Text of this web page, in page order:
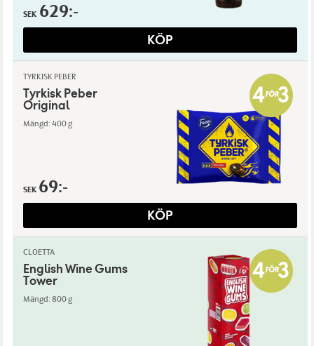
SEK 629:-
KÖP
TYRKISK PEBER
Tyrkisk Peber
Original
Mängd: 400 g
SEK 69:-
KÖP
CLOETTA
English Wine Gums
Tower
Mängd: 800 g